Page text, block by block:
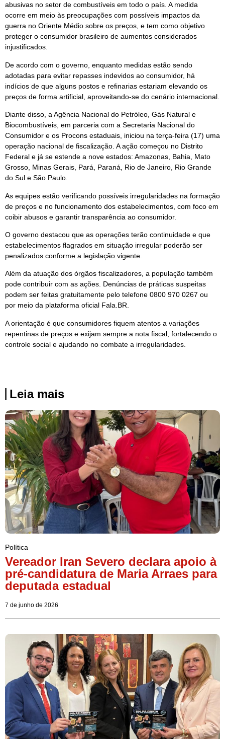
abusivas no setor de combustíveis em todo o país. A medida
ocorre em meio às preocupações com possíveis impactos da
guerra no Oriente Médio sobre os preços, e tem como objetivo
proteger o consumidor brasileiro de aumentos considerados
injustificados.
De acordo com o governo, enquanto medidas estão sendo
adotadas para evitar repasses indevidos ao consumidor, há
indícios de que alguns postos e refinarias estariam elevando os
preços de forma artificial, aproveitando-se do cenário internacional.
Diante disso, a Agência Nacional do Petróleo, Gás Natural e
Biocombustíveis, em parceria com a Secretaria Nacional do
Consumidor e os Procons estaduais, iniciou na terça-feira (17) uma
operação nacional de fiscalização. A ação começou no Distrito
Federal e já se estende a nove estados: Amazonas, Bahia, Mato
Grosso, Minas Gerais, Pará, Paraná, Rio de Janeiro, Rio Grande
do Sul e São Paulo.
As equipes estão verificando possíveis irregularidades na formação
de preços e no funcionamento dos estabelecimentos, com foco em
coibir abusos e garantir transparência ao consumidor.
O governo destacou que as operações terão continuidade e que
estabelecimentos flagrados em situação irregular poderão ser
penalizados conforme a legislação vigente.
Além da atuação dos órgãos fiscalizadores, a população também
pode contribuir com as ações. Denúncias de práticas suspeitas
podem ser feitas gratuitamente pelo telefone 0800 970 0267 ou
por meio da plataforma oficial Fala.BR.
A orientação é que consumidores fiquem atentos a variações
repentinas de preços e exijam sempre a nota fiscal, fortalecendo o
controle social e ajudando no combate a irregularidades.
Leia mais
Política
Vereador Iran Severo declara apoio à
pré-candidatura de Maria Arraes para
deputada estadual
7 de junho de 2026